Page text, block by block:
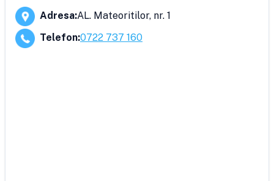
Adresa:AL. Mateoritilor, nr. 1
Telefon:0722 737 160